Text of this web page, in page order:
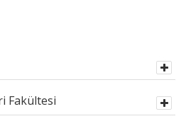
Fakültesi